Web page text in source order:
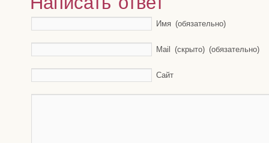
Имя (обязательно)
Mail (скрыто) (обязательно)
Сайт